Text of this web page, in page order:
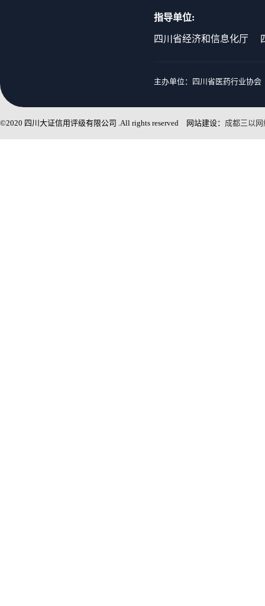
指导单位:
四川省经济和信息化厅
主办单位：四川省医药行业协
©2020 四川大证信用评级有限公司 .All rights reserved 网站建设： 成都三以网